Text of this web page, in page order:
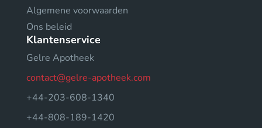
Algemene voorwaarden
Ons beleid
Klantenservice
Gelre Apotheek
contact@gelre-apotheek.com
+44-203-608-1340
+44-808-189-1420